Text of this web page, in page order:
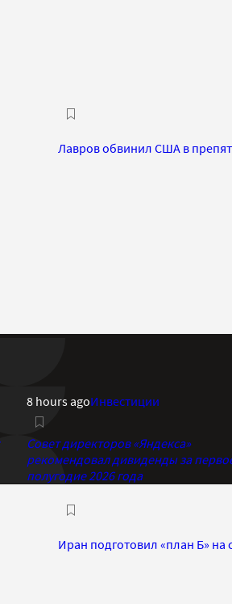
Лавров обвинил США в
8 hours agoИнвестиции
Совет директоров «Яндекса»
рекомендовал дивиденды за
полугодие 2026 года
Иран подготовил «план Б» на